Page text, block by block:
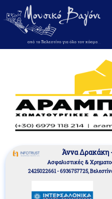
Άννα Δρακάκη
Aσφαλιστικές &
2425022661 - 6936757725,